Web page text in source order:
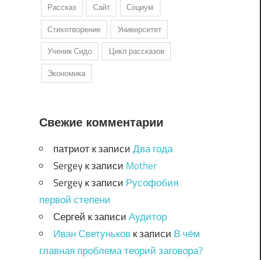
Рассказ
Сайт
Социум
Стихотворение
Университет
Ученик Сидо
Цикл рассказов
Экономика
Свежие комментарии
патриотк записиДва года
Sergeyк записи Mother
Sergeyк записи Русофобия
первой степени
Сергей к записиАудитор
Иван Светуньковк записи В чём
главная проблема теорий заговора?